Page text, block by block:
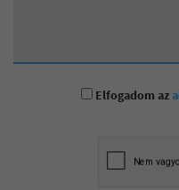
Elfogadom az